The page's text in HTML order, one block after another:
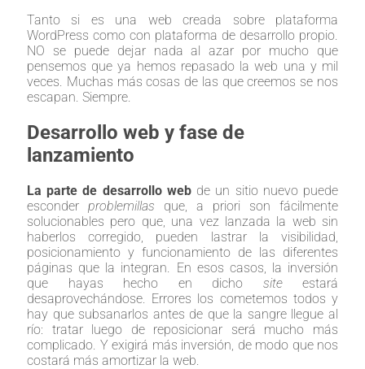
Tanto si es una web creada sobre plataforma
WordPress como con plataforma de desarrollo propio.
NO se puede dejar nada al azar por mucho que
pensemos que ya hemos repasado la web una y mil
veces. Muchas más cosas de las que creemos se nos
escapan. Siempre.
Desarrollo web y fase de
lanzamiento
La parte de desarrollo webde un sitio nuevo puede
esconder problemillas que, a priori son fácilmente
solucionables pero que, una vez lanzada la web sin
haberlos corregido, pueden lastrar la visibilidad,
posicionamiento y funcionamiento de las diferentes
páginas que la integran. En esos casos, la inversión
que hayas hecho en dicho siteestará
desaprovechándose. Errores los cometemos todos y
hay que subsanarlos antes de que la sangre llegue al
río: tratar luego de reposicionar será mucho más
complicado. Y exigirá más inversión, de modo que nos
costará más amortizar la web.